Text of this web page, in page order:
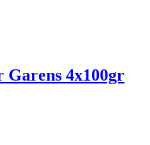
4x100gr